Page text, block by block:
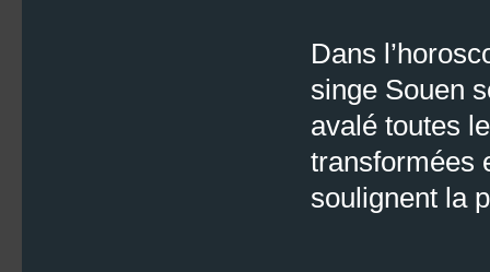
Dans
singe Souen
avalé toutes
transformées
soulignent la